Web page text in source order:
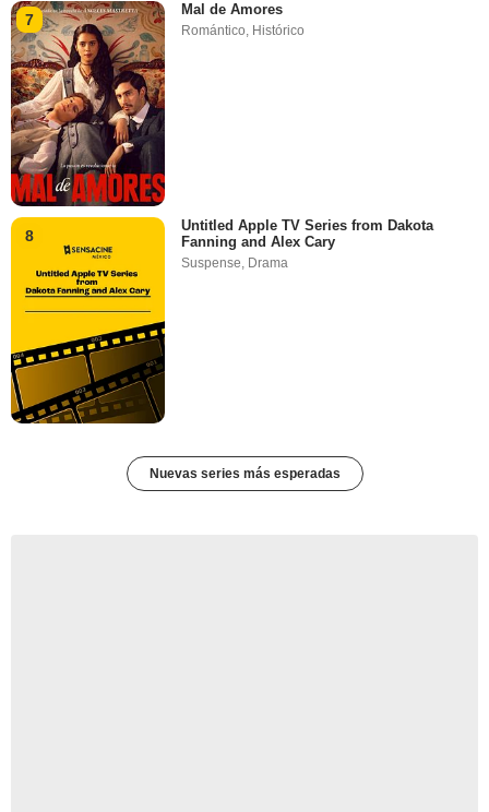
7
Mal de Amores
Romántico, Histórico
8
Untitled Apple TV Series from Dakota
Fanning and Alex Cary
Suspense, Drama
Nuevas series más esperadas